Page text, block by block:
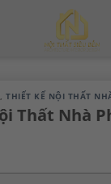
,THIẾT KẾ NỘI THẤT
Thất Nhà